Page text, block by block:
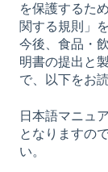
を保護するた
関する規則」
今後、食品・
明書の提出と
で、以下をお
日本語マニュ
となりますの
い。